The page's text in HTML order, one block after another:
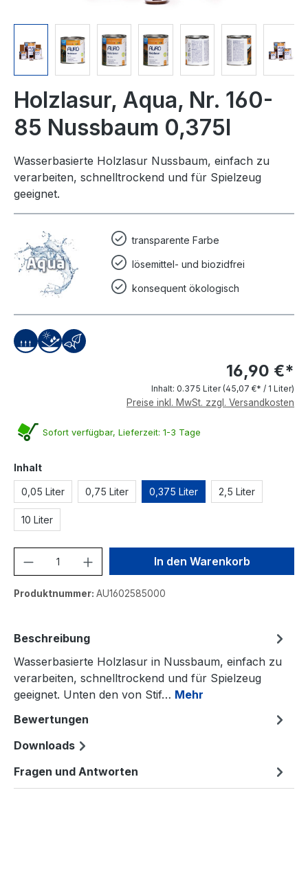
Holzlasur, Aqua, Nr. 160-
85 Nussbaum 0,375l
Wasserbasierte Holzlasur Nussbaum, einfach zu
verarbeiten, schnelltrockend und für Spielzeug
geeignet.
transparente Farbe
lösemittel- und biozidfrei
konsequent ökologisch
16,90 €*
Inhalt: 0.375 Liter (45,07 €* / 1 Liter)
Preise inkl. MwSt. zzgl. Versandkosten
Sofort verfügbar, Lieferzeit: 1-3 Tage
Inhaltauswählen
0,05 Liter 0,75 Liter 0,375 Liter 2,5 Liter
10 Liter
Produkt Anzahl: Gib denIn den Warenkorb
Produktnummer: AU1602585000
Beschreibung
Wasserbasierte Holzlasur in Nussbaum, einfach zu
verarbeiten, schnelltrockend und für Spielzeug
geeignet. Unten den von Stif… Mehr
Bewertungen
Downloads
Fragen und Antworten